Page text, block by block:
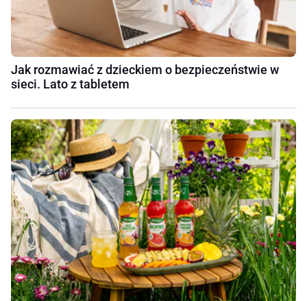
Jak rozmawiać z dzieckiem o bezpieczeństwie w
sieci. Lato z tabletem